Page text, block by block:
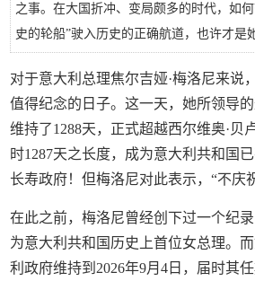
之事。在大国折冲、变局颇多的时代，如
史的轮船”驶入历史的正确航道，也许才是
对于意大利总理焦尔吉娅·梅洛尼来说
值得纪念的日子。这一天，她所领导的
维持了1288天，正式超越西尔维奥·贝
时1287天之长度，成为意大利共和国
长寿政府！但梅洛尼对此表示，“不庆祝
在此之前，梅洛尼曾经创下过一个纪
为意大利共和国历史上首位女总理。
利政府维持到2026年9月4日，届时其